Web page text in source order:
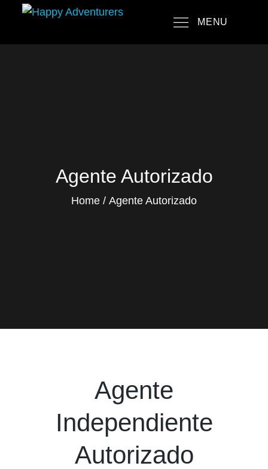
content
MENU
Agente Autorizado
Home Agente Autorizado
Agente
Independiente
Autorizado